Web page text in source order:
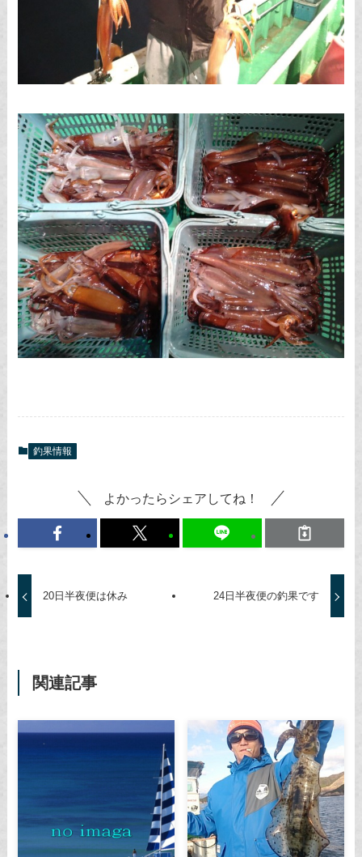
釣果情報
よかったらシェアしてね！
20日半夜便は休み 24日半夜便の釣果です
関連記事